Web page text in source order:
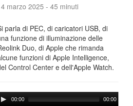
marzo 2025 - 45 minuti
parla di PEC, di caricatori USB, di
funzione di illuminazione delle
Duo, di Apple che rimanda
funzioni di Apple Intelligence,
Control Center e dell'Apple Watch.
00:00 00:00